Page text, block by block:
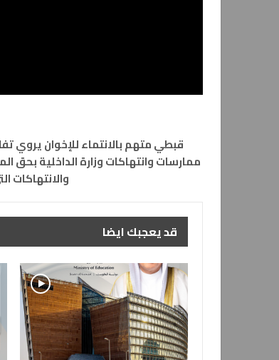
قبطي متهم بالانتماء للإخوان
ممارسات وانتهاكات وزارة الداخلية بحق
والانتهاكات
قد يعجبك ايضا